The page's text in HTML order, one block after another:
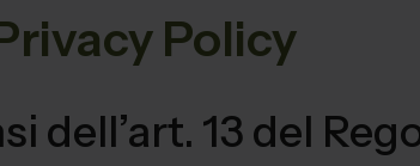
Policy
dell’art. 13 del